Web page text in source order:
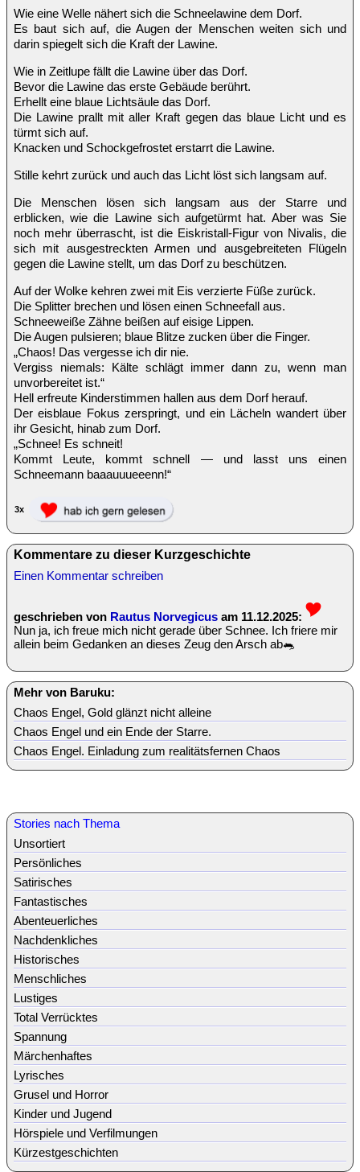
Wie eine Welle nähert sich die Schneelawine dem Dorf.
Es baut sich auf, die Augen der Menschen weiten sich und
darin spiegelt sich die Kraft der Lawine.
Wie in Zeitlupe fällt die Lawine über das Dorf.
Bevor die Lawine das erste Gebäude berührt.
Erhellt eine blaue Lichtsäule das Dorf.
Die Lawine prallt mit aller Kraft gegen das blaue Licht und es
türmt sich auf.
Knacken und Schockgefrostet erstarrt die Lawine.
Stille kehrt zurück und auch das Licht löst sich langsam auf.
Die Menschen lösen sich langsam aus der Starre und
erblicken, wie die Lawine sich aufgetürmt hat. Aber was Sie
noch mehr überrascht, ist die Eiskristall-Figur von Nivalis, die
sich mit ausgestreckten Armen und ausgebreiteten Flügeln
gegen die Lawine stellt, um das Dorf zu beschützen.
Auf der Wolke kehren zwei mit Eis verzierte Füße zurück.
Die Splitter brechen und lösen einen Schneefall aus.
Schneeweiße Zähne beißen auf eisige Lippen.
Die Augen pulsieren; blaue Blitze zucken über die Finger.
„Chaos! Das vergesse ich dir nie.
Vergiss niemals: Kälte schlägt immer dann zu, wenn man
unvorbereitet ist.“
Hell erfreute Kinderstimmen hallen aus dem Dorf herauf.
Der eisblaue Fokus zerspringt, und ein Lächeln wandert über
ihr Gesicht, hinab zum Dorf.
„Schnee! Es schneit!
Kommt Leute, kommt schnell — und lasst uns einen
Schneemann baaauuueeenn!“
3x
Kommentare zu dieser Kurzgeschichte
Einen Kommentar schreiben
geschrieben von Rautus Norvegicus am 11.12.2025:
Nun ja, ich freue mich nicht gerade über Schnee. Ich friere mir
allein beim Gedanken an dieses Zeug den Arsch ab🐀
Mehr von Baruku:
Chaos Engel, Gold glänzt nicht alleine
Chaos Engel und ein Ende der Starre.
Chaos Engel. Einladung zum realitätsfernen Chaos
Stories nach Thema
Unsortiert
Persönliches
Satirisches
Fantastisches
Abenteuerliches
Nachdenkliches
Historisches
Menschliches
Lustiges
Total Verrücktes
Spannung
Märchenhaftes
Lyrisches
Grusel und Horror
Kinder und Jugend
Hörspiele und Verfilmungen
Kürzestgeschichten